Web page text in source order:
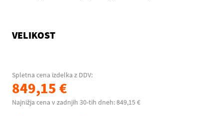
VELIKOST
Spletna cena izdelka z DDV:
849,15 €
Najnižja cena v zadnjih 30-tih dneh: 849,15 €